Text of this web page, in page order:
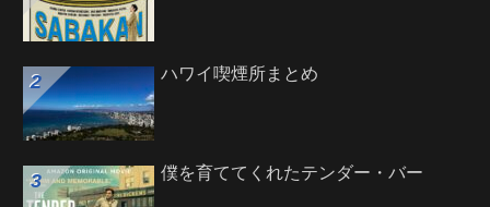
ハワイ喫煙所まとめ
僕を育ててくれたテンダー・バー